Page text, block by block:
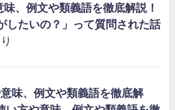
味、例文や類義語を徹底解説！
したいの？」って質問された話
味、例文や類義語を徹底解